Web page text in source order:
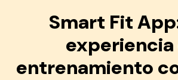
Smart Fit
experiencia
entrenamiento